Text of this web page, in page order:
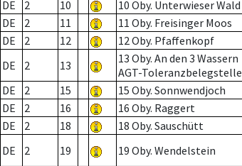
DE
2 10 10 Oby. Unterwieser Wald
DE
2 11 11 Oby. Freisinger Moos
DE
2 12 12 Oby. Pfaffenkopf
DE
2 13
13 Oby. An den 3 Wassern
AGT-Toleranzbelegstelle
DE
2 15 15 Oby. Sonnwendjoch
DE
2 16 16 Oby. Raggert
DE
2 18 18 Oby. Sauschütt
DE
2 19 19 Oby. Wendelstein